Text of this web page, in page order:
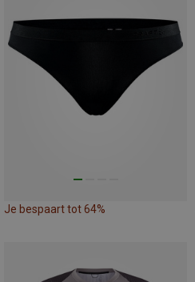
Je bespaart tot 64%